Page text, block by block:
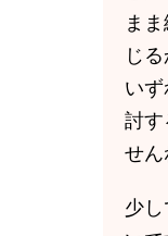
ま
じ
い
討す
せん
少